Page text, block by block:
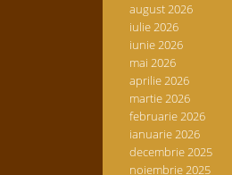
august 2026
iulie 2026
iunie 2026
mai 2026
aprilie 2026
martie 2026
februarie 2026
ianuarie 2026
decembrie 2025
noiembrie 2025